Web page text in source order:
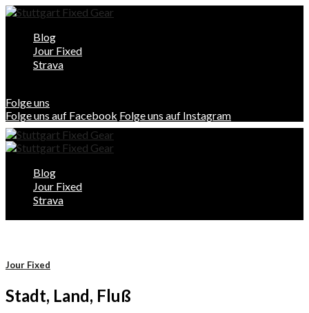
Blog
Jour Fixed
Strava
Folge uns
Folge uns auf Facebook Folge uns auf Instagram
Blog
Jour Fixed
Strava
Jour Fixed
Stadt, Land, Fluß